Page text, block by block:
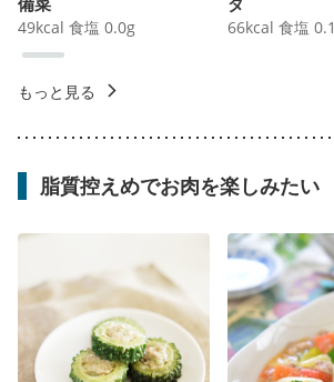
49kcal 食塩 0.0g 66kcal 食塩 0.1
もっと見る
脂質控えめでお肉を楽しみたい